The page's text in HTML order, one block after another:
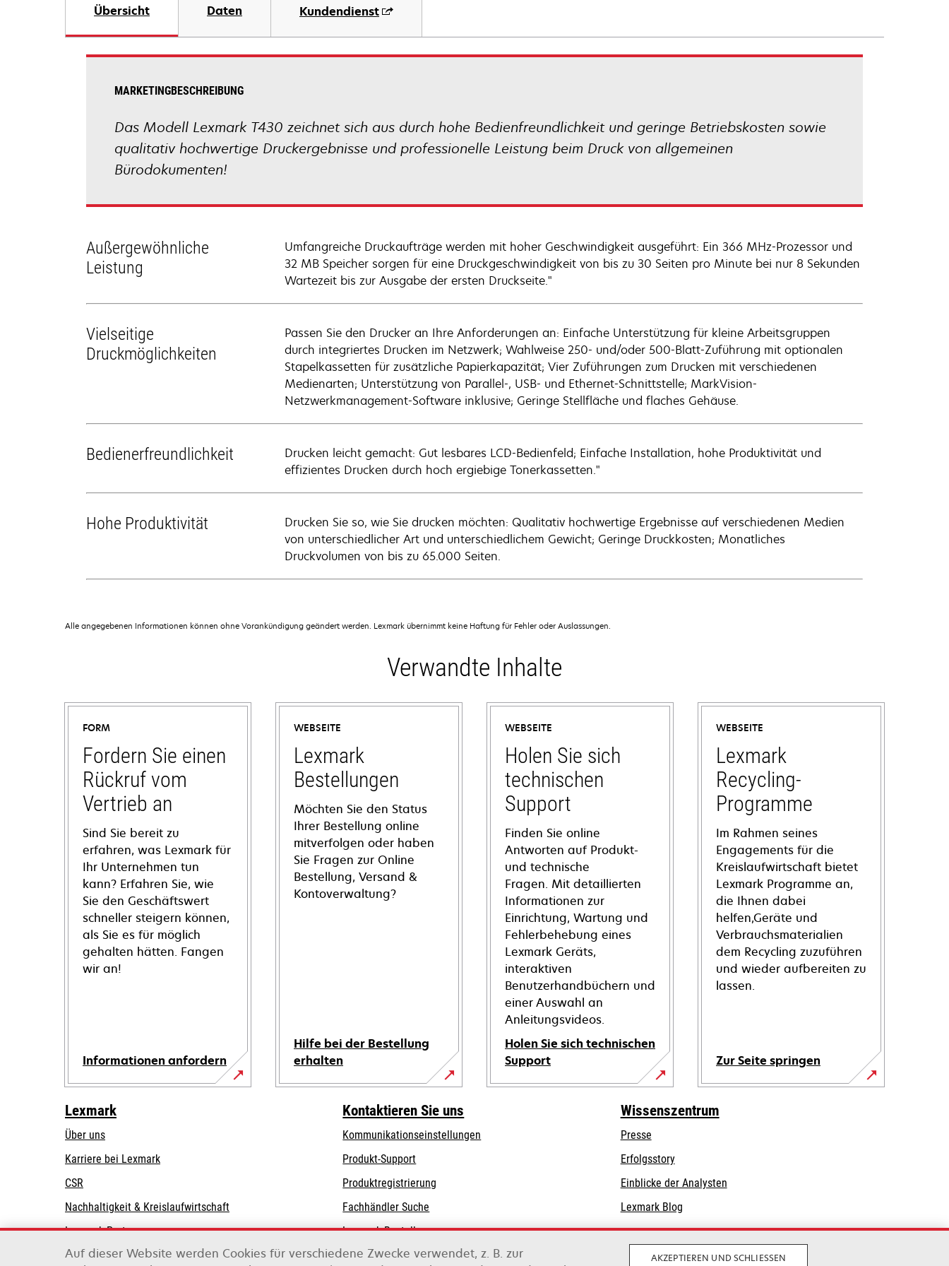
Übersicht Daten Kundendienst
MARKETINGBESCHREIBUNG
Das Modell Lexmark T430 zeichnet sich aus durch hohe Bedienfreundlichkeit und geringe Betriebskosten sowie
qualitativ hochwertige Druckergebnisse und professionelle Leistung beim Druck von allgemeinen
Bürodokumenten!
Außergewöhnliche
Leistung
Umfangreiche Druckaufträge werden mit hoher Geschwindigkeit ausgeführt: Ein 366 MHz-Prozessor und
32 MB Speicher sorgen für eine Druckgeschwindigkeit von bis zu 30 Seiten pro Minute bei nur 8 Sekunden
Wartezeit bis zur Ausgabe der ersten Druckseite."
Vielseitige
Druckmöglichkeiten
Passen Sie den Drucker an Ihre Anforderungen an: Einfache Unterstützung für kleine Arbeitsgruppen
durch integriertes Drucken im Netzwerk; Wahlweise 250- und/oder 500-Blatt-Zuführung mit optionalen
Stapelkassetten für zusätzliche Papierkapazität; Vier Zuführungen zum Drucken mit verschiedenen
Medienarten; Unterstützung von Parallel-, USB- und Ethernet-Schnittstelle; MarkVision-
Netzwerkmanagement-Software inklusive; Geringe Stellfläche und flaches Gehäuse.
Bedienerfreundlichkeit
Drucken leicht gemacht: Gut lesbares LCD-Bedienfeld; Einfache Installation, hohe Produktivität und
effizientes Drucken durch hoch ergiebige Tonerkassetten."
Hohe Produktivität
Drucken Sie so, wie Sie drucken möchten: Qualitativ hochwertige Ergebnisse auf verschiedenen Medien
von unterschiedlicher Art und unterschiedlichem Gewicht; Geringe Druckkosten; Monatliches
Druckvolumen von bis zu 65.000 Seiten.
Alle angegebenen Informationen können ohne Vorankündigung geändert werden. Lexmark übernimmt keine Haftung für Fehler oder Auslassungen.
Verwandte Inhalte
FORM
Fordern Sie einen
Rückruf vom
Vertrieb an
Sind Sie bereit zu
erfahren, was Lexmark für
Ihr Unternehmen tun
kann? Erfahren Sie, wie
Sie den Geschäftswert
schneller steigern können,
als Sie es für möglich
gehalten hätten. Fangen
wir an!
Informationen anfordern
WEBSEITE
Lexmark
Bestellungen
Möchten Sie den Status
Ihrer Bestellung online
mitverfolgen oder haben
Sie Fragen zur Online
Bestellung, Versand &
Kontoverwaltung?
Hilfe bei der Bestellung
erhalten
WEBSEITE
Holen Sie sich
technischen
Support
Finden Sie online
Antworten auf Produkt-
und technische
Fragen. Mit detaillierten
Informationen zur
Einrichtung, Wartung und
Fehlerbehebung eines
Lexmark Geräts,
interaktiven
Benutzerhandbüchern und
einer Auswahl an
Anleitungsvideos.
Holen Sie sich technischen
Support
wird
WEBSEITE
Lexmark
Recycling-
Programme
Im Rahmen seines
Engagements für die
Kreislaufwirtschaft bietet
Lexmark Programme an,
die Ihnen dabei
helfen,Geräte und
Verbrauchsmaterialien
dem Recycling zuzuführen
und wieder aufbereiten zu
lassen.
Zur Seite springen
Lexmark
Über uns
Karriere bei Lexmark
CSR
Nachhaltigkeit & Kreislaufwirtschaft
Lexmark-Partner
Kontaktieren Sie uns
Kommunikationseinstellungen
wird
in
einer
neuen
Registerkarte
Produkt-Supportwird
einer
neuen
Registerkarte
Produktregistrierung
Fachhändler Suche
Lexmark Bestellungen
Lexmark Distributoren
Wissenszentrum
Presse
Erfolgsstory
Einblicke der Analysten
Lexmark Blog
Auf dieser Website werden Cookies für verschiedene Zwecke verwendet, z. B. zur
AKZEPTIEREN UND SCHLIESSEN